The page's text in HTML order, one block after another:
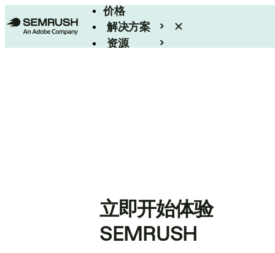
价格
解决方案
资源
立即开始体验
SEMRUSH